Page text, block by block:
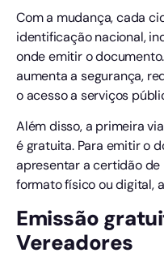
Com a mudança, cada
identificação nacional,
onde emitir o
aumenta a segurança,
o acesso a serviços
Além disso, a primeira
é gratuita. Para emitir o
apresentar a certidão
formato físico ou digital,
Emissão
Vereadores